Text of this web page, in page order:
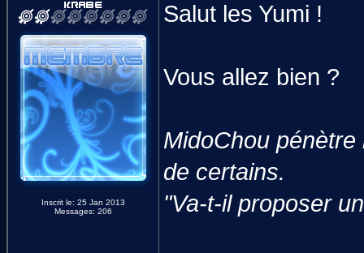
Inscrit le: 25 Jan 2013
Messages: 206
Salut les Yumi !
Vous allez bien ?
MidoChou
de certains.
"Va-t-il proposer